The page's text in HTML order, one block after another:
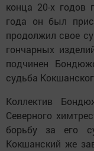
конца 20-х годов
года он был
продолжил свое
гончарных
подчинен
судьба
Коллектив
Северного
борьбу за его
Кокшанский же